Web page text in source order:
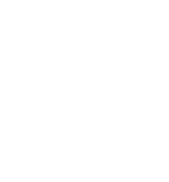
あるため、計画的に行うことが重